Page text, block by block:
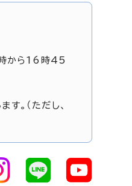
から16時45
。（ただし、